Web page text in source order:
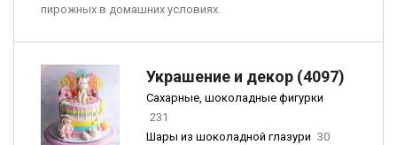
пирожных в домашних условиях.
Украшение и декор (4097)
Сахарные, шоколадные фигурки
231
Шары из шоколадной глазури 30